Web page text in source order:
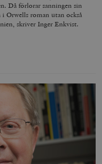
Då förlorar sanningen sin
i Orwells roman utan också
skriver Inger Enkvist.